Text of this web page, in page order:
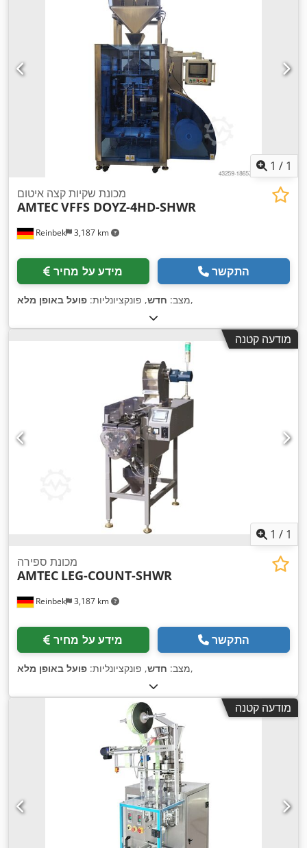
1 / 1
Reinbek 3,187 km
מכונת שקיות קצה איטום
AMTECVFFS DOYZ-4HD-SHWR
מידע על מחיר התקשר
מצב: חדש, פונקציונליות: פועל באופן מלא ,
מודעה קטנה
1 / 1
Reinbek 3,187 km
מכונת ספירה
AMTEC LEG-COUNT-SHWR
מידע על מחיר התקשר
מצב: חדש, פונקציונליות: פועל באופן מלא ,
מודעה קטנה